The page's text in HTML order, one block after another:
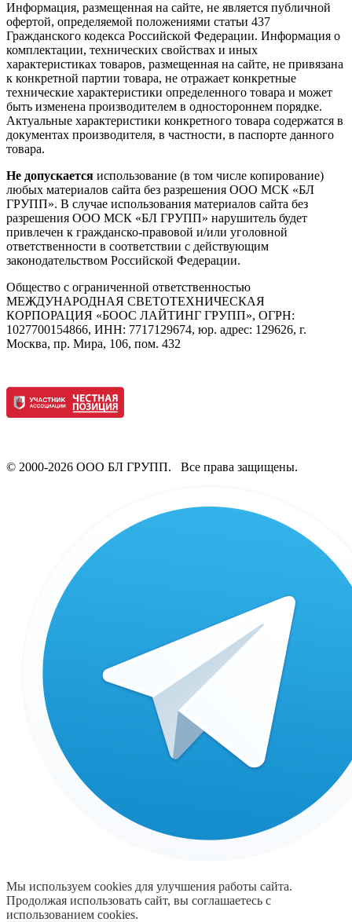
Информация, размещенная на сайте, не является публичной
офертой, определяемой положениями статьи 437
Гражданского кодекса Российской Федерации. Информация о
комплектации, технических свойствах и иных
характеристиках товаров, размещенная на сайте, не привязана
к конкретной партии товара, не отражает конкретные
технические характеристики определенного товара и может
быть изменена производителем в одностороннем порядке.
Актуальные характеристики конкретного товара содержатся в
документах производителя, в частности, в паспорте данного
товара.
Не допускается использование (в том числе копирование)
любых материалов сайта без разрешения ООО МСК «БЛ
ГРУПП». В случае использования материалов сайта без
разрешения ООО МСК «БЛ ГРУПП» нарушитель будет
привлечен к гражданско-правовой и/или уголовной
ответственности в соответствии с действующим
законодательством Российской Федерации.
Общество с ограниченной ответственностью
МЕЖДУНАРОДНАЯ СВЕТОТЕХНИЧЕСКАЯ
КОРПОРАЦИЯ «БООС ЛАЙТИНГ ГРУПП», ОГРН:
1027700154866, ИНН: 7717129674, юр. адрес: 129626, г.
Москва, пр. Мира, 106, пом. 432
© 2000-2026 ООО БЛ ГРУПП. Все права защищены.
Мы используем cookies для улучшения работы сайта.
Продолжая использовать сайт, вы соглашаетесь с
использованием cookies.